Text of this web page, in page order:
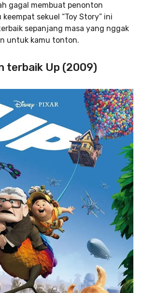
gagal membuat penonton
sekuel “Toy Story” ini
sepanjang masa yang nggak
untuk kamu tonton.
terbaik Up (2009)